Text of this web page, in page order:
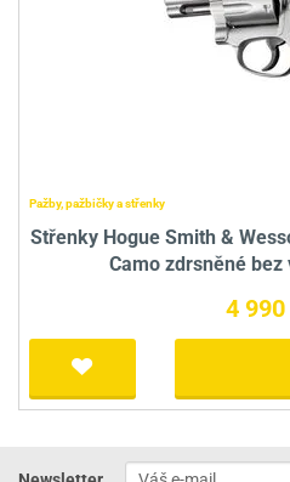
Pažby, pažbičky a střenky
Střenky Hogue Smith &
Camo zdrsněné
4 990